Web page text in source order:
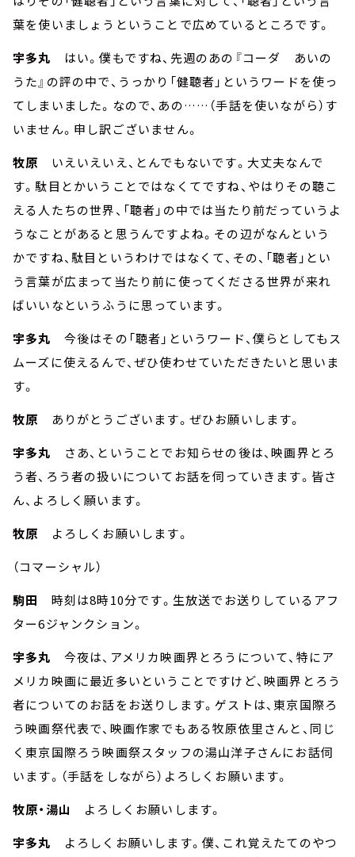
葉を使いましょうということで広めているところです。
宇多丸 はい。僕もですね、先週のあの『コーダ あいの
うた』の評の中で、うっかり「健聴者」というワードを使っ
てしまいました。なので、あの……（手話を使いながら）す
いません。申し訳ございません。
牧原 いえいえいえ、とんでもないです。大丈夫なんで
す。駄目とかいうことではなくてですね、やはりその聴こ
える人たちの世界、「聴者」の中では当たり前だっていうよ
うなことがあると思うんですよね。その辺がなんという
かですね、駄目というわけではなくて、その、「聴者」とい
う言葉が広まって当たり前に使ってくださる世界が来れ
ばいいなというふうに思っています。
宇多丸 今後はその「聴者」というワード、僕らとしてもス
ムーズに使えるんで、ぜひ使わせていただきたいと思いま
す。
牧原 ありがとうございます。ぜひお願いします。
宇多丸 さあ、ということでお知らせの後は、映画界とろ
う者、ろう者の扱いについてお話を伺っていきます。皆さ
ん、よろしく願います。
牧原 よろしくお願いします。
（コマーシャル）
駒田
時刻は8時10分です。生放送でお送りしているアフ
ター6ジャンクション。
宇多丸 今夜は、アメリカ映画界とろうについて、特にア
メリカ映画に最近多いということですけど、映画界とろう
者についてのお話をお送りします。ゲストは、東京国際ろ
う映画祭代表で、映画作家でもある牧原依里さんと、同じ
く東京国際ろう映画祭スタッフの湯山洋子さんにお話伺
います。（手話をしながら）よろしくお願います。
牧原・湯山
よろしくお願いします。
宇多丸 よろしくお願いします。僕、これ覚えたてのやつ